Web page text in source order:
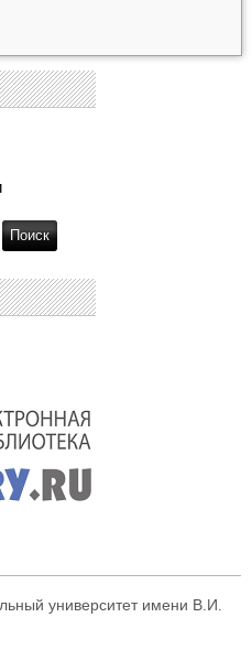
университет имени В.И.